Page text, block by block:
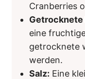
Cranberries
eine
getrocknete
werden.
Salz: Eine